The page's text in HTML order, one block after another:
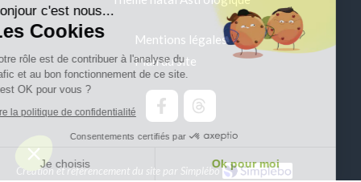
Mentions légales
Plan du site
Création et référencement du site par Simplébo
Bonjour c'est nous...
Les Cookies
Notre rôle est de contribuer à l'analyse du
trafic et au bon fonctionnement de ce site.
C'est OK pour vous ?
Lire la politique de confidentialité
Consentements certifiés par
Je choisis Ok pour moi